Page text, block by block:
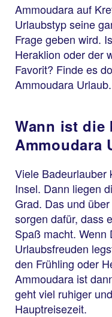
Ammoudara auf
Urlaubstyp seine
Frage geben wird.
Heraklion oder der
Favorit? Finde es
Ammoudara Urlaub.
Wann ist die
Ammoudara
Viele Badeurlauber
Insel. Dann liegen
Grad. Das und
sorgen dafür, dass
Spaß macht. Wenn
Urlaubsfreuden
den Frühling oder
Ammoudara ist
geht viel ruhiger
Hauptreisezeit.